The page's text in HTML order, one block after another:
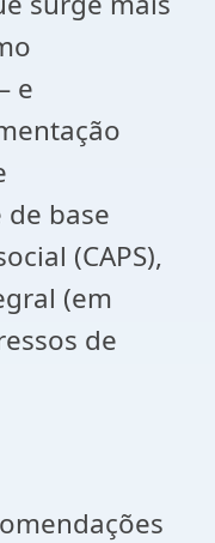
e
base
(CAPS),
(em
de